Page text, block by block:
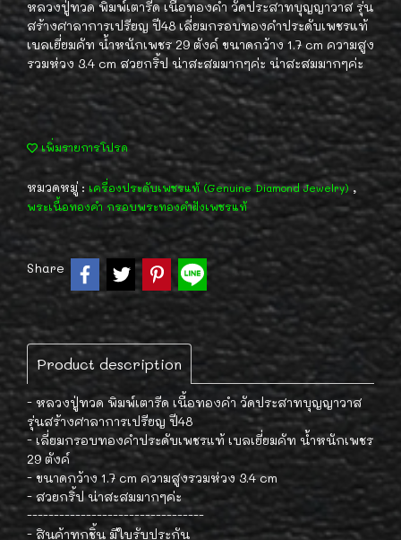
หลวงปู่ทวด พิมพ์เตารีด เนื้อทองคำ วัดประสาทบุญญาวาส รุ่น
สร้างศาลาการเปรียญ ปี48 เลี่ยมกรอบทองคำประดับเพชรแท้
เบลเยี่ยมคัท น้ำหนักเพชร 29 ตังค์ ขนาดกว้าง 1.7 cm ความสูง
รวมห่วง 3.4 cm สวยกริ้ป น่าสะสมมากๆค่ะ น่าสะสมมากๆค่ะ
เพิ่มรายการโปรด
หมวดหมู่ : เครื่องประดับเพชรแท้ (Genuine Diamond Jewelry) ,
พระเนื้อทองคำ กรอบพระทองคำฝังเพชรแท้
Share
Product description
- หลวงปู่ทวด พิมพ์เตารีด เนื้อทองคำ วัดประสาทบุญญาวาส
รุ่นสร้างศาลาการเปรียญ ปี48
- เลี่ยมกรอบทองคำประดับเพชรแท้ เบลเยี่ยมคัท น้ำหนักเพชร
29 ตังค์
- ขนาดกว้าง 1.7 cm ความสูงรวมห่วง 3.4 cm
- สวยกริ้ป น่าสะสมมากๆค่ะ
---------------------------------
- สินค้าทุกชิ้น มีใบรับประกัน